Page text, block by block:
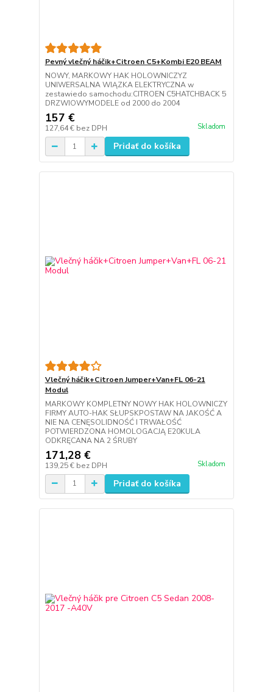
Pevný vlečný háčik+Citroen C5+Kombi E20 BEAM
NOWY, MARKOWY HAK HOLOWNICZYZ
UNIWERSALNA WIĄZKA ELEKTRYCZNA w
zestawiedo samochodu:CITROEN C5HATCHBACK 5
DRZWIOWYMODELE od 2000 do 2004
157 €
127,64 € bez DPH Skladom
Pridať do košíka
Vlečný háčik+Citroen Jumper+Van+FL 06-21
Modul
MARKOWY KOMPLETNY NOWY HAK HOLOWNICZY
FIRMY AUTO-HAK SŁUPSKPOSTAW NA JAKOŚĆ A
NIE NA CENĘSOLIDNOŚĆ I TRWAŁOŚĆ
POTWIERDZONA HOMOLOGACJĄ E20KULA
ODKRĘCANA NA 2 ŚRUBY
171,28 €
139,25 € bez DPH Skladom
Pridať do košíka